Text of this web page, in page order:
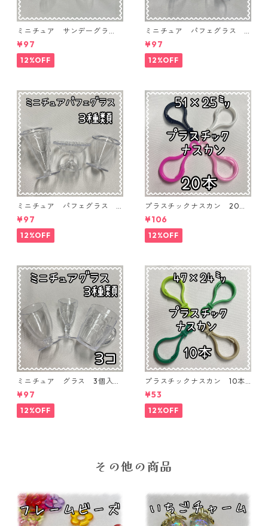
ミニチュア サンデーグラ
ス 3個入り【MNT-GLS-3P-
04】
¥97
12%OFF
ミニチュア パフェグラス 3
個入り【MNT-GLS-3P-03】
¥97
12%OFF
ミニチュア パフェグラス 3
個入り【MNT-GLS-3P-02】
¥97
12%OFF
プラスチックナスカン 20本
入り【PK-20】
¥106
12%OFF
ミニチュア グラス 3個入り
【MNT-GLS-3P-01】
¥97
12%OFF
プラスチックナスカン 10本
入り【PK-10】
¥53
12%OFF
その他の商品